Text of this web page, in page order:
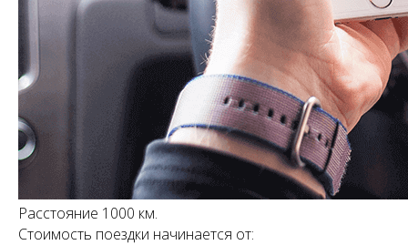
Расстояние 1000 км.
Стоимость поездки начинается от: